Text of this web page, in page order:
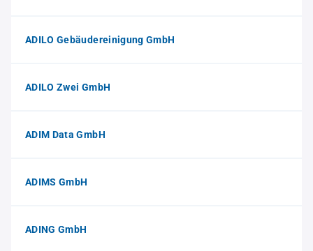
ADILO Gebäudereinigung GmbH
ADILO Zwei GmbH
ADIM Data GmbH
ADIMS GmbH
ADING GmbH